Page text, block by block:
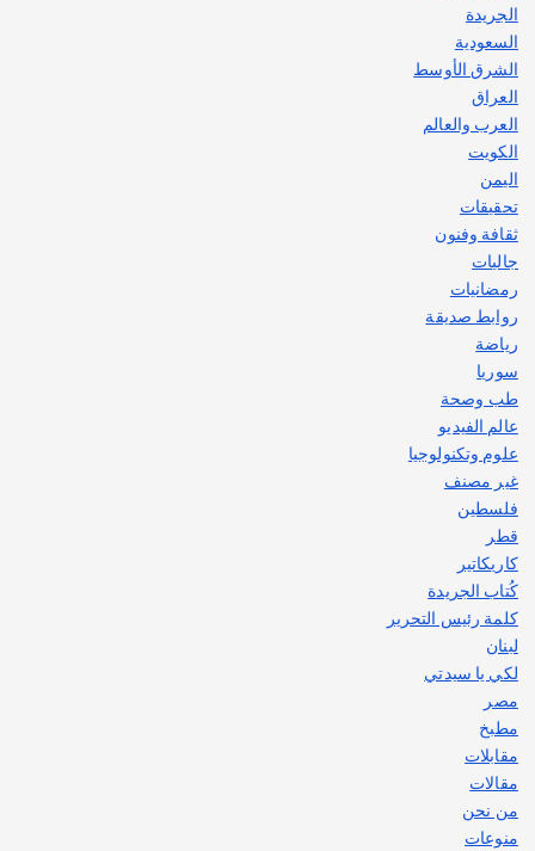
الجريدة
السعودية
الشرق الأوسط
العراق
العرب والعالم
الكويت
اليمن
تحقيقات
ثقافة وفنون
جاليات
رمضانيات
روابط صديقة
رياضة
سوريا
طب وصحة
عالم الفيديو
علوم وتكنولوجيا
غير مصنف
فلسطين
قطر
كاريكاتير
كُتاب الجريدة
كلمة رئيس التحرير
لبنان
لكي يا سيدتي
مصر
مطبخ
مقابلات
مقالات
من نحن
منوعات